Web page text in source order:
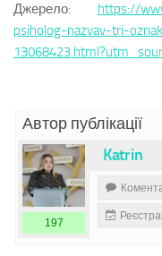
Джерело: https://
psiholog-nazvav-tri-
Автор публікації
Katrin
197